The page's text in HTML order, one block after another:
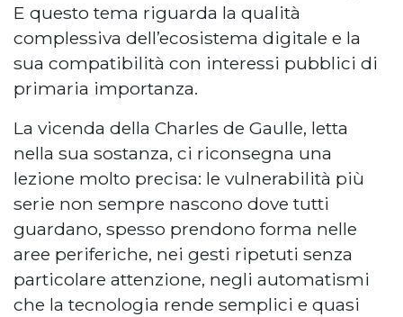
E questo tema riguarda la qualità
complessiva dell’ecosistema digitale e la
sua compatibilità con interessi pubblici di
primaria importanza.
La vicenda della Charles de Gaulle, letta
nella sua sostanza, ci riconsegna una
lezione molto precisa: le vulnerabilità più
serie non sempre nascono dove tutti
guardano, spesso prendono forma nelle
aree periferiche, nei gesti ripetuti senza
particolare attenzione, negli automatismi
che la tecnologia rende semplici e quasi